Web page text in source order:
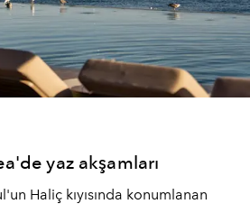
yaz akşamları
Haliç kıyısında konumlanan